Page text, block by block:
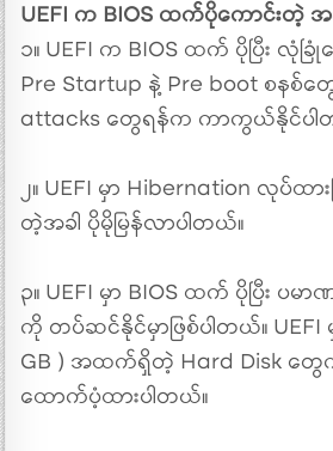
UEFI က BIOS ထက်ပိုကောင်းတဲ့
၁။ UEFI က BIOS ထက် ပိုပြီး လုံခြုံ
Pre Startup နဲ့ Pre boot စနစ်
attacks တွေရန်က ကာကွယ်နိုင်ပါ
၂။ UEFI မှာ Hibernation လုပ်ထာ
တဲ့အခါ ပိုမိုမြန်လာပါတယ်။
၃။ UEFI မှာ BIOS ထက် ပိုပြီး ပမ
ကို တပ်ဆင်နိုင်မှာဖြစ်ပါတယ်။ UEFI
GB ) အထက်ရှိတဲ့ Hard Disk တွ
ထောက်ပံ့ထားပါတယ်။